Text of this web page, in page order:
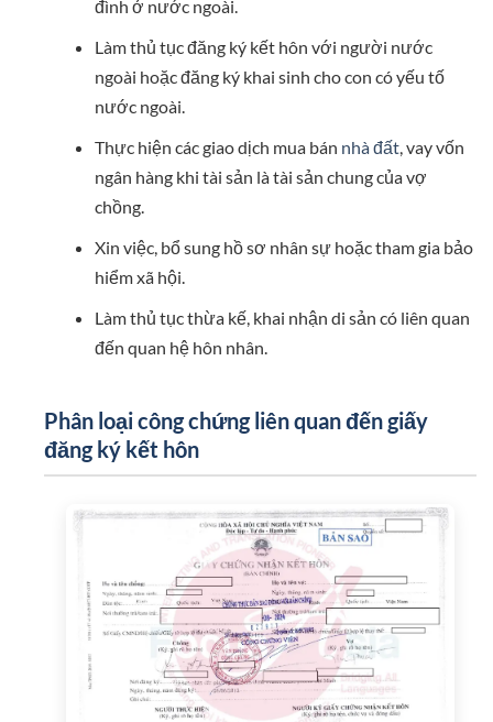
đình ở nước ngoài.
Làm thủ tục đăng ký kết hôn với người nước
ngoài hoặc đăng ký khai sinh cho con có yếu tố
nước ngoài.
Thực hiện các giao dịch mua bán nhà đất, vay vốn
ngân hàng khi tài sản là tài sản chung của vợ
chồng.
Xin việc, bổ sung hồ sơ nhân sự hoặc tham gia bảo
hiểm xã hội.
Làm thủ tục thừa kế, khai nhận di sản có liên quan
đến quan hệ hôn nhân.
Phân loại công chứng liên quan đến giấy
đăng ký kết hôn